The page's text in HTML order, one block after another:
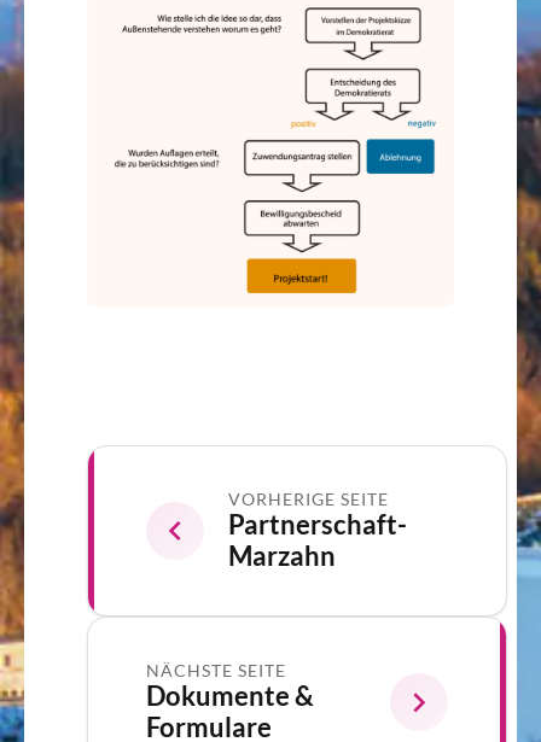
VORHERIGE SEITE
Partnerschaft-
Marzahn
NÄCHSTE SEITE
Dokumente &
Formulare